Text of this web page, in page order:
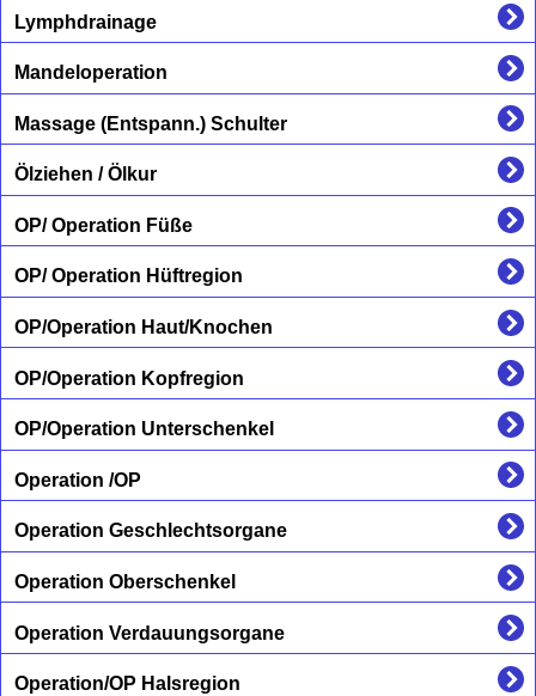
Lymphdrainage
Mandeloperation
Massage (Entspann.) Schulter
Ölziehen / Ölkur
OP/ Operation Füße
OP/ Operation Hüftregion
OP/Operation Haut/Knochen
OP/Operation Kopfregion
OP/Operation Unterschenkel
Operation /OP
Operation Geschlechtsorgane
Operation Oberschenkel
Operation Verdauungsorgane
Operation/OP Halsregion